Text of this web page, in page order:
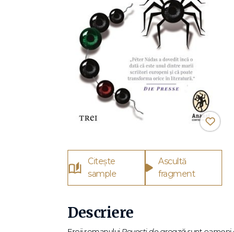
Citește
sample
Ascultă
fragment
Descriere